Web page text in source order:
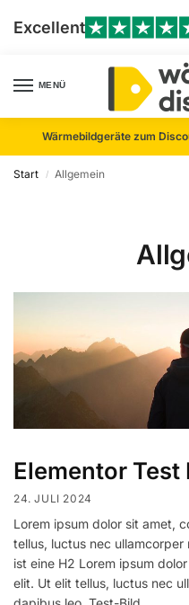
Excellent
MENÜ
Wärmebildgeräte zum
Start / Allgemein
Elementor Test
24. JULI 2024
Lorem ipsum dolor sit amet,
tellus, luctus nec
ist eine H2 Lorem ipsum
elit. Ut elit tellus, luctus nec